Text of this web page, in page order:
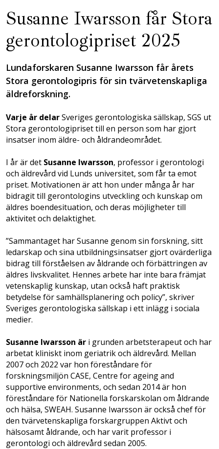
Susanne Iwarsson får Stora
gerontologipriset 2025
Lundaforskaren Susanne Iwarsson får årets
Stora gerontologipris för sin tvärvetenskapliga
äldreforskning.
Varje år delarSveriges gerontologiska sällskap, SGS ut
Stora gerontologipriset till en person som har gjort
insatser inom äldre- och åldrandeområdet.
I år är det Susanne Iwarsson, professor i gerontologi
och äldrevård vid Lunds universitet, som får ta emot
priset. Motivationen är att hon under många år har
bidragit till gerontologins utveckling och kunskap om
äldres boendesituation, och deras möjligheter till
aktivitet och delaktighet.
”Sammantaget har Susanne genom sin forskning, sitt
ledarskap och sina utbildningsinsatser gjort ovärderliga
bidrag till förståelsen av åldrande och förbättringen av
äldres livskvalitet. Hennes arbete har inte bara främjat
vetenskaplig kunskap, utan också haft praktisk
betydelse för samhällsplanering och policy”, skriver
Sveriges gerontologiska sällskap i ett inlägg i sociala
medier.
Susanne Iwarsson är i grunden arbetsterapeut och har
arbetat kliniskt inom geriatrik och äldrevård. Mellan
2007 och 2022 var hon föreståndare för
forskningsmiljön CASE, Centre for ageing and
supportive environments, och sedan 2014 är hon
föreståndare för Nationella forskarskolan om åldrande
och hälsa, SWEAH. Susanne Iwarsson är också chef för
den tvärvetenskapliga forskargruppen Aktivt och
hälsosamt åldrande, och har varit professor i
gerontologi och äldrevård sedan 2005.